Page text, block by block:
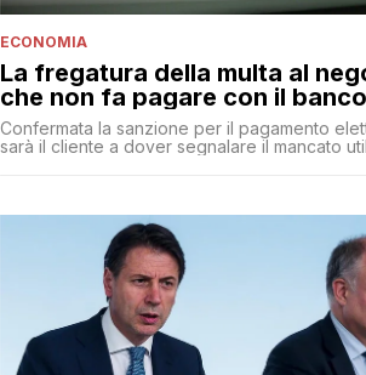
ECONOMIA
La fregatura della multa al
che non fa pagare con il
Confermata la sanzione per il pagamento
sarà il cliente a dover segnalare il mancato